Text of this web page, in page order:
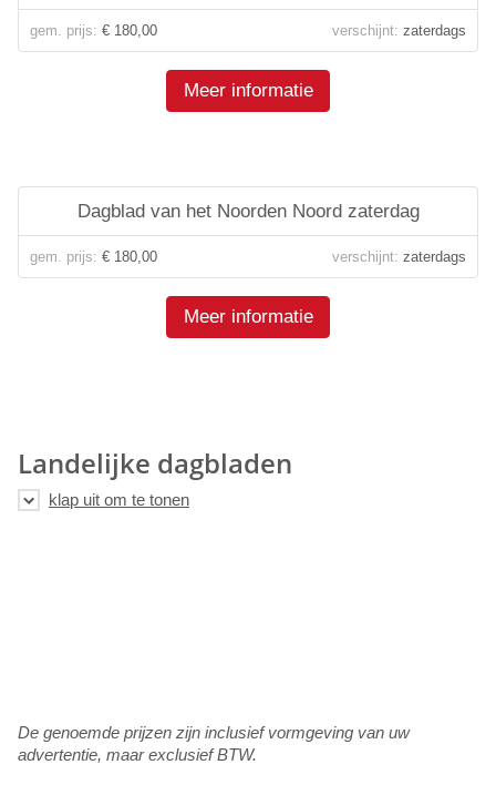
gem. prijs: € 180,00 verschijnt: zaterdags
Meer informatie
Dagblad van het Noorden Noord zaterdag
gem. prijs: € 180,00 verschijnt: zaterdags
Meer informatie
Landelijke dagbladen
De genoemde prijzen zijn inclusief vormgeving van uw
advertentie, maar exclusief BTW.